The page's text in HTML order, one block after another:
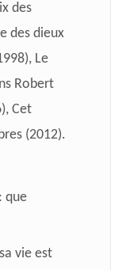
des
des dieux
Le
Robert
Cet
(2012).
que
vie est